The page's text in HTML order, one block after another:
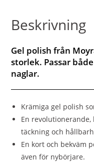
Beskrivning
Gel polish från
storlek. Passar
naglar.
Krämiga gel polish
En
täckning och
En kort och bekväm
även för nybörjare.